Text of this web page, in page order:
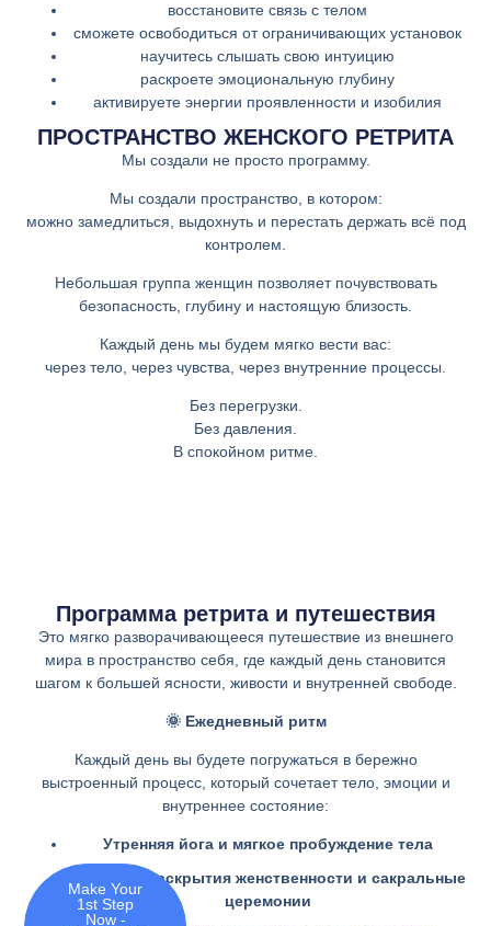
восстановите связь с телом
сможете освободиться от ограничивающих установок
научитесь слышать свою интуицию
раскроете эмоциональную глубину
активируете энергии проявленности и изобилия
ПРОСТРАНСТВО ЖЕНСКОГО РЕТРИТА
Мы создали не просто программу.
Мы создали пространство, в котором:
можно замедлиться, выдохнуть и перестать держать всё под
контролем.
Небольшая группа женщин позволяет почувствовать
безопасность, глубину и настоящую близость.
Каждый день мы будем мягко вести вас:
через тело, через чувства, через внутренние процессы.
Без перегрузки.
Без давления.
В спокойном ритме.
Программа ретрита и путешествия
Это мягко разворачивающееся путешествие из внешнего
мира в пространство себя, где каждый день становится
шагом к большей ясности, живости и внутренней свободе.
🌞 Ежедневный ритм
Каждый день вы будете погружаться в бережно
выстроенный процесс, который сочетает тело, эмоции и
внутреннее состояние:
Утренняя йога и мягкое пробуждение тела
Практики раскрытия женственности и сакральные
церемонии
Make Your
1st Step
Now -